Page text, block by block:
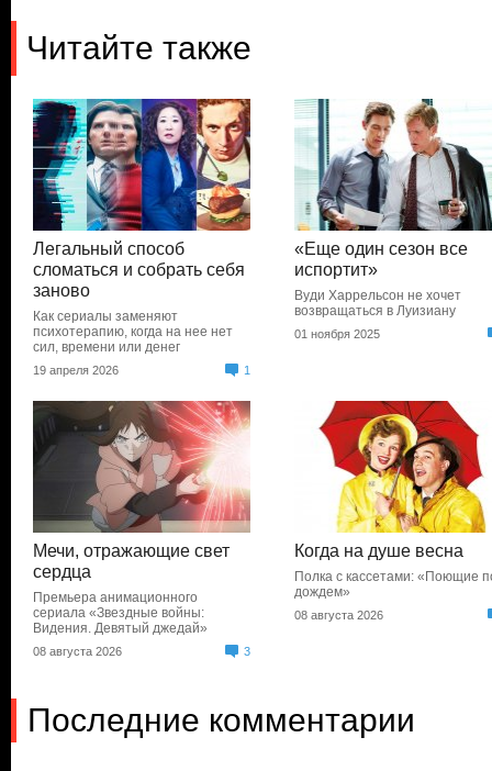
Читайте также
Легальный способ
сломаться и собрать себя
заново
Как сериалы заменяют
психотерапию, когда на нее нет
сил, времени или денег
19 апреля 2026 1
«Еще один сезон все
испортит»
Вуди Харрельсон не хочет
возвращаться в Луизиану
01 ноября 2025
Мечи, отражающие свет
сердца
Премьера анимационного
сериала «Звездные войны:
Видения. Девятый джедай»
08 августа 2026 3
Когда на душе весна
Полка с кассетами: «Поющие
дождем»
08 августа 2026
Последние комментарии